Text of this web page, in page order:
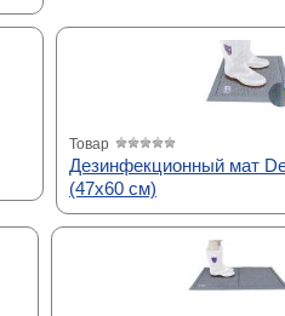
Товар
Дезинфекционный мат
(47х60 см)